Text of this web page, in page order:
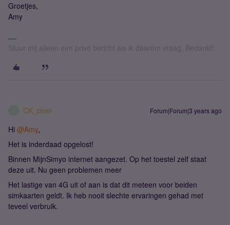
Groetjes,
Amy
Stuur mij alleen een privé bericht als ik daarom vraag. Bedankt!
CK_pixel Forum|Forum|3 years ago
Hi @Amy,
Het is inderdaad opgelost!
Binnen MijnSimyo internet aangezet. Op het toestel zelf staat
deze uit. Nu geen problemen meer
Het lastige van 4G uit of aan is dat dit meteen voor beiden
simkaarten geldt. Ik heb nooit slechte ervaringen gehad met
teveel verbruik.